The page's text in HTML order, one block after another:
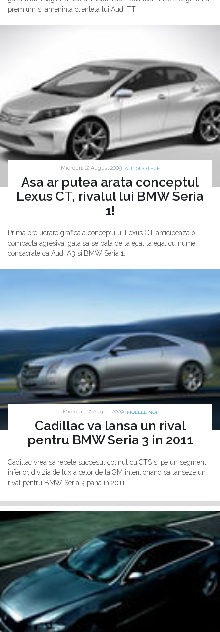
premium si ameninta clientela lui Audi TT.
Miercuri, 12 August 2009 | AUTOIPOTEZE
Asa ar putea arata conceptul
Lexus CT, rivalul lui BMW Seria
1!
Prima prelucrare grafica a conceptului Lexus CT anticipeaza o
compacta agresiva, gata sa se bata de la egal la egal cu nume
consacrate ca Audi A3 si BMW Seria 1.
Miercuri, 12 August 2009 | MODELE NOI
Cadillac va lansa un rival
pentru BMW Seria 3 in 2011
Cadillac vrea sa repete succesul obtinut cu CTS si pe un segment
inferior, divizia de lux a celor de la GM intentionand sa lanseze un
rival pentru BMW Seria 3 pana in 2011.